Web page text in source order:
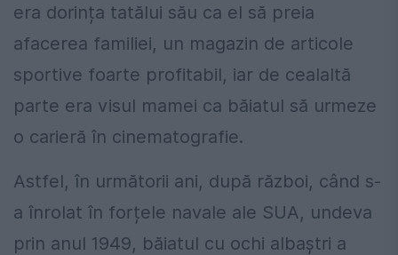
era dorința tatălui său ca el să preia
afacerea familiei, un magazin de articole
sportive foarte profitabil, iar de cealaltă
parte era visul mamei ca băiatul să urmeze
o carieră în cinematografie.
Astfel, în următorii ani, după război, când s-
a înrolat în forțele navale ale SUA, undeva
prin anul 1949, băiatul cu ochi albaștri a